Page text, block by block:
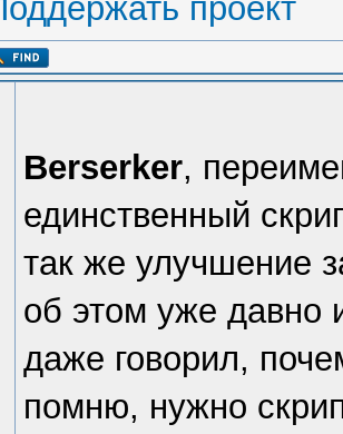
проект
Berserker,
единственный
так же улучшение
об этом уже давно
даже говорил,
помню, нужно